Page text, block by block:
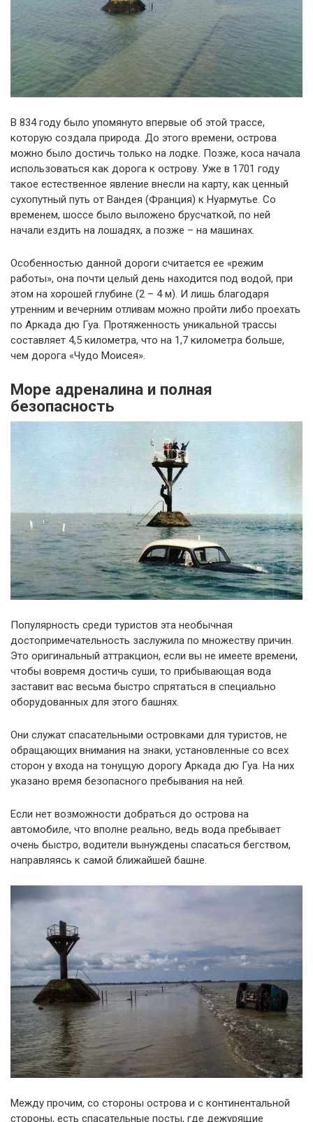
В 834 году было упомянуто впервые об этой трассе,
которую создала природа. До этого времени, острова
можно было достичь только на лодке. Позже, коса начала
использоваться как дорога к острову. Уже в 1701 году
такое естественное явление внесли на карту, как ценный
сухопутный путь от Вандея (Франция) к Нуармутье. Со
временем, шоссе было выложено брусчаткой, по ней
начали ездить на лошадях, а позже – на машинах.
Особенностью данной дороги считается ее «режим
работы», она почти целый день находится под водой, при
этом на хорошей глубине (2 – 4 м). И лишь благодаря
утренним и вечерним отливам можно пройти либо проехать
по Аркада дю Гуа. Протяженность уникальной трассы
составляет 4,5 километра, что на 1,7 километра больше,
чем дорога «Чудо Моисея».
Море адреналина и полная
безопасность
Популярность среди туристов эта необычная
достопримечательность заслужила по множеству причин.
Это оригинальный аттракцион, если вы не имеете времени,
чтобы вовремя достичь суши, то прибывающая вода
заставит вас весьма быстро спрятаться в специально
оборудованных для этого башнях.
Они служат спасательными островками для туристов, не
обращающих внимания на знаки, установленные со всех
сторон у входа на тонущую дорогу Аркада дю Гуа. На них
указано время безопасного пребывания на ней.
Если нет возможности добраться до острова на
автомобиле, что вполне реально, ведь вода пребывает
очень быстро, водители вынуждены спасаться бегством,
направляясь к самой ближайшей башне.
Между прочим, со стороны острова и с континентальной
стороны, есть спасательные посты, где дежурящие